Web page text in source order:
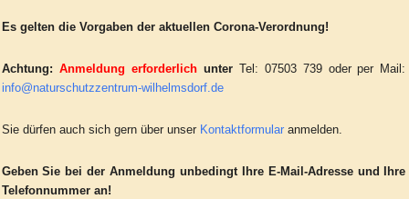
Es gelten die Vorgaben der aktuellen Corona-Verordnung!
Achtung: Anmeldung erforderlichunter Tel: 07503 739 oder per Mail:
info@naturschutzzentrum-wilhelmsdorf.de
Sie dürfen auch sich gern über unser Kontaktformularanmelden.
Geben Sie bei der Anmeldung unbedingt Ihre E-Mail-Adresse und Ihre
Telefonnummer an!